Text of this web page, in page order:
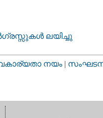
ലയിച്ചു
നയം |